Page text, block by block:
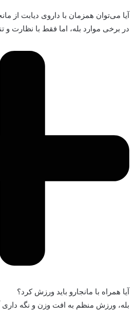
آیا می‌توان همزمان با داروی دیابت از
در برخی موارد بله، اما فقط با نظارت
آیا همراه با مانجارو باید ورزش کرد؟
بله، ورزش منظم به افت وزن و نگه داری